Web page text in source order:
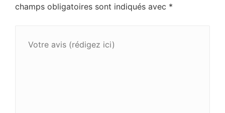
champs obligatoires sont indiqués avec *